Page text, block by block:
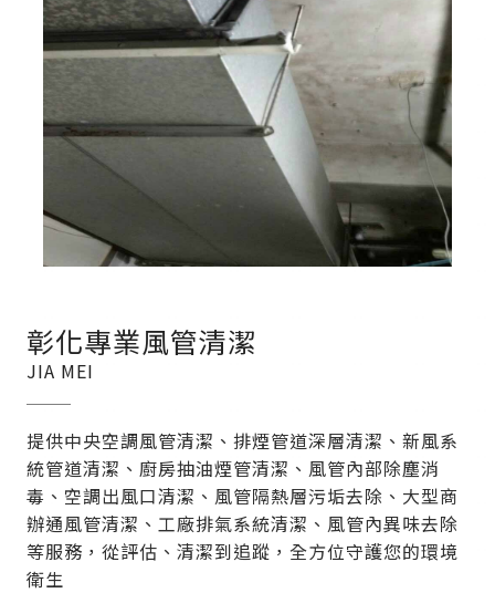
彰化專業風管清潔
JIA MEI
提供中央空調風管清潔、排煙管道深層清潔、新風系
統管道清潔、廚房抽油煙管清潔、風管內部除塵消
毒、空調出風口清潔、風管隔熱層污垢去除、大型商
辦通風管清潔、工廠排氣系統清潔、風管內異味去除
等服務，從評估、清潔到追蹤，全方位守護您的環境
衛生